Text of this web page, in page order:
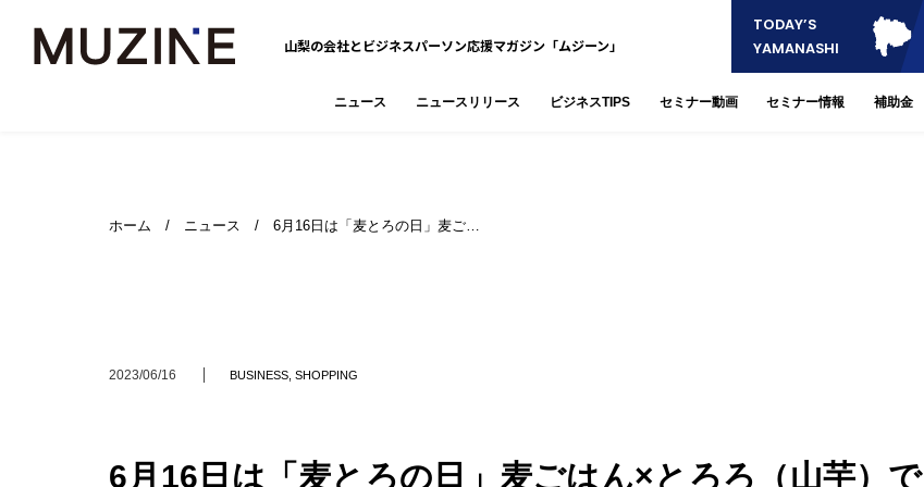
山梨の会社とビジネスパーソン応援マガジン「ムジーン」
TODAY’S
YAMANASHI
ニュース ニュースリリース ビジネスTIPS セミナー動画 セミナー情報 補助金
ホーム / ニュース / 6月16日は「麦とろの日」麦ご…
2023/06/16 BUSINESS SHOPPING
6月16日は「麦とろの日」麦ごはん×とろろ（山芋）で